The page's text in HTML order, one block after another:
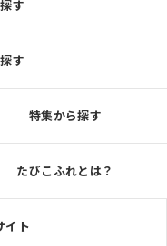
す
す
特集から探す
たびこふれとは？
イト